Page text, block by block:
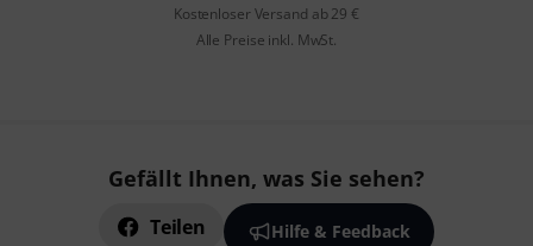
Kostenloser Versand ab 29 €
Alle Preise inkl. MwSt.
Gefällt Ihnen, was Sie sehen?
Teilen Hilfe & Feedback